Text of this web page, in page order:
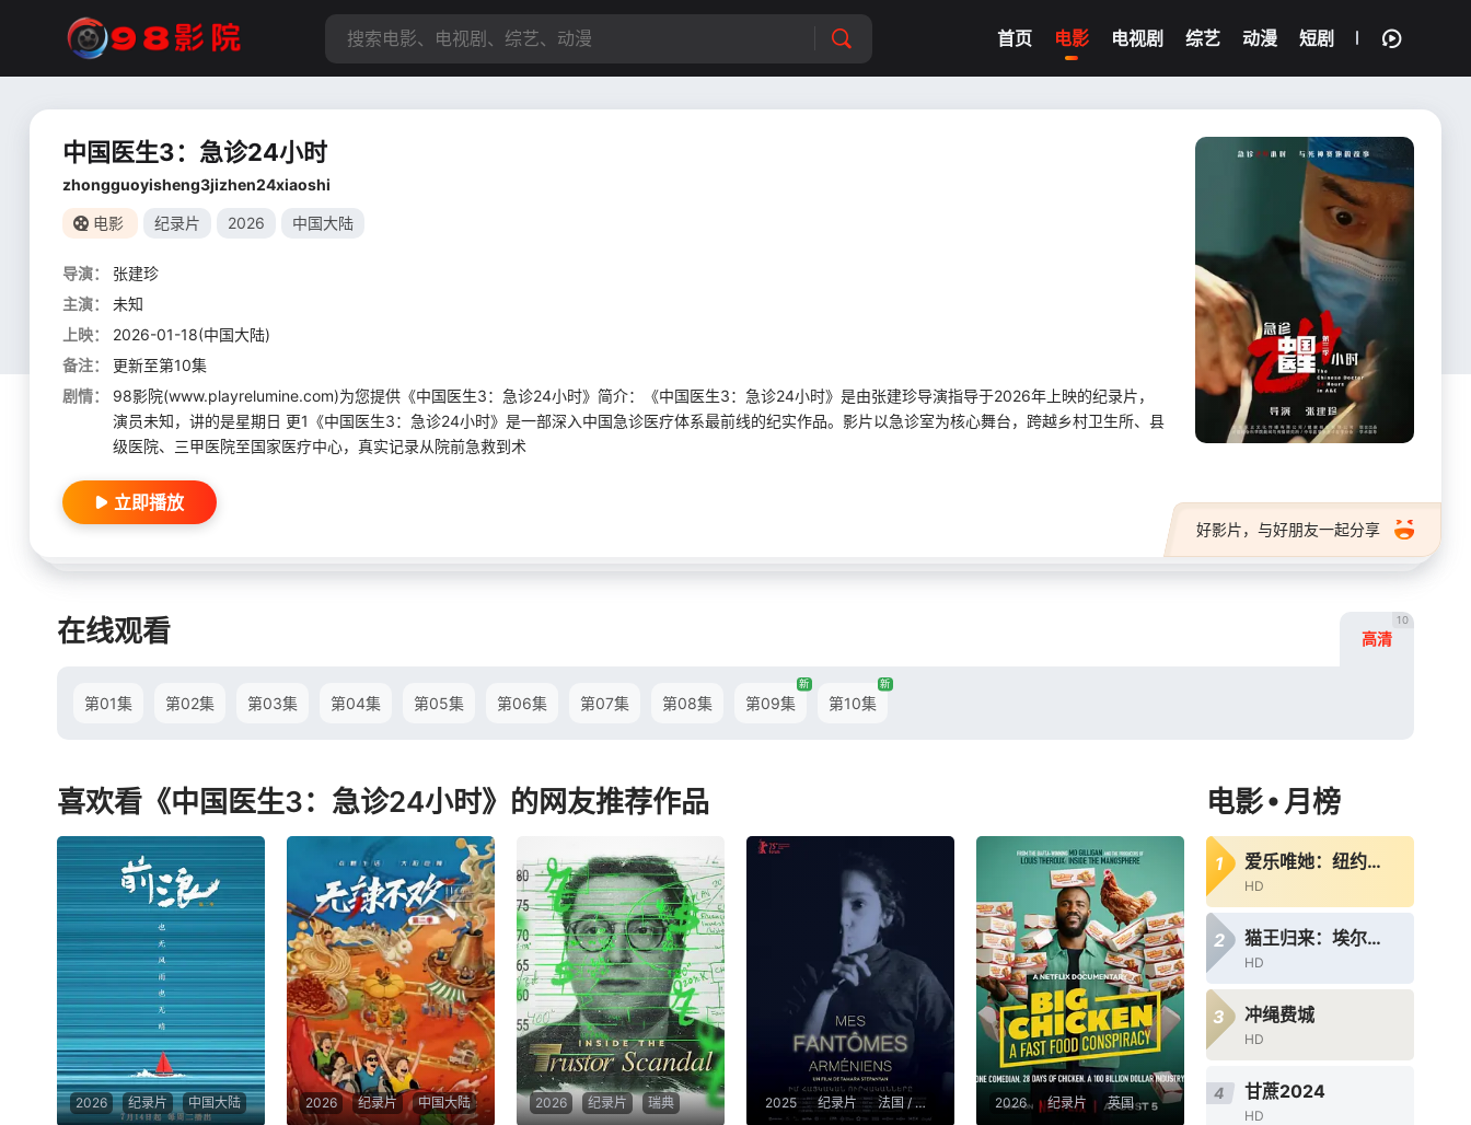
首页 电影 电视剧 综艺 动漫 短剧
中国医生3：急诊24小时
zhongguoyisheng3jizhen24xiaoshi
电影 纪录片 2026 中国大陆
导演：
张建珍
主演：
未知
上映：
2026-01-18(中国大陆)
备注：
更新至第10集
剧情：
98影院(www.playrelumine.com)为您提供《中国医生3：急诊24小时》简介：《中国医生3：急诊24小时》是由张建珍导演指导于2026年上映的纪录片，
演员未知，讲的是星期日 更1《中国医生3：急诊24小时》是一部深入中国急诊医疗体系最前线的纪实作品。影片以急诊室为核心舞台，跨越乡村卫生所、县
级医院、三甲医院至国家医疗中心，真实记录从院前急救到术
好影片，与好朋友一起分享
立即播放
在线观看 高清
10
第01集 第02集 第03集 第04集 第05集 第06集 第07集 第08集 第09集
新
第10集
新
喜欢看《中国医生3：急诊24小时》的网友推荐作品
2026 纪录片 中国大陆 2026 纪录片 中国大陆 2026 纪录片 瑞典 2025 纪录片 法国 / 亚美尼亚 / 卡塔尔 2026 纪录片 英国
电影• 月榜
1 爱乐唯她：纽约爱乐首位女团员
HD
2 猫王归来：埃尔维斯·普雷斯利的重新崛起
HD
3 冲绳费城
HD
4 甘蔗2024
HD